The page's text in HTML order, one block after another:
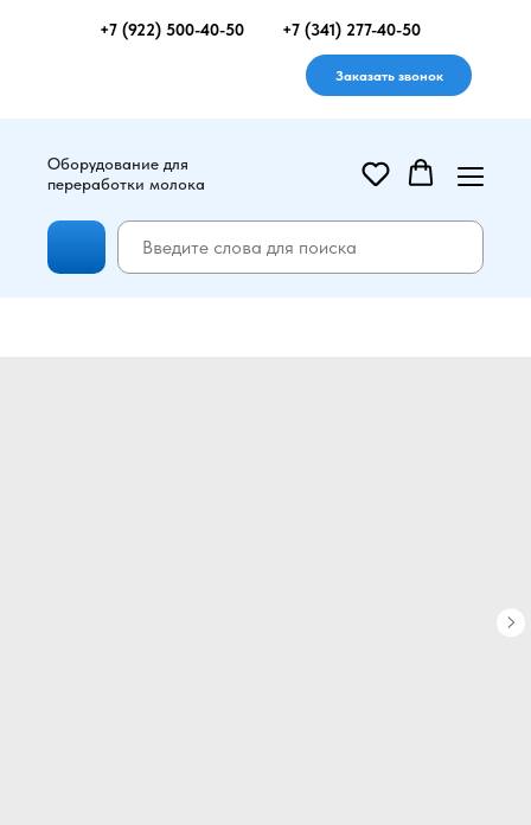
+7 (922) 500-40-50 +7 (341) 277-40-50
Заказать звонок
Оборудование для
переработки молока